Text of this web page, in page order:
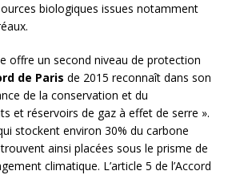
biologiques issues notamment
offre un second niveau de protection
de Paris de 2015 reconnaît dans son
de la conservation et du
et réservoirs de gaz à effet de serre ».
stockent environ 30% du carbone
ainsi placées sous le prisme de
climatique. L’article 5 de l’Accord